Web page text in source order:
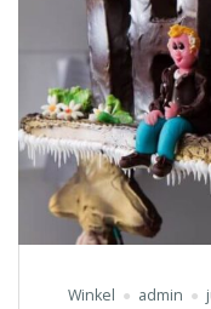
Winkel admin